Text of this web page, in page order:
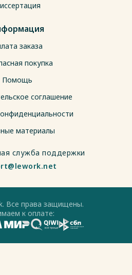
заказа
покупка
Помощь
соглашение
материалы
служба поддержки
Все права защищены.
к оплате: